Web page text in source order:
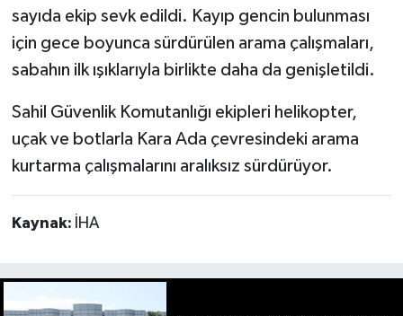
sayıda ekip sevk edildi. Kayıp gencin bulunması
için gece boyunca sürdürülen arama çalışmaları,
sabahın ilk ışıklarıyla birlikte daha da genişletildi.
Sahil Güvenlik Komutanlığı ekipleri helikopter,
uçak ve botlarla Kara Ada çevresindeki arama
kurtarma çalışmalarını aralıksız sürdürüyor.
Kaynak: İHA